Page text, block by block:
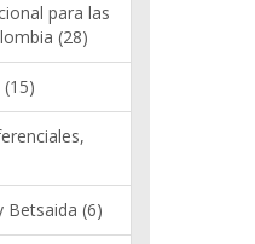
para las
(28)
Betsaida (6)